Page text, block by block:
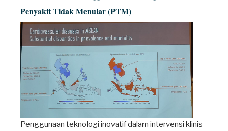
Penyakit Tidak Menular (PTM)
Penggunaan teknologi inovatif dalam intervensi klinis